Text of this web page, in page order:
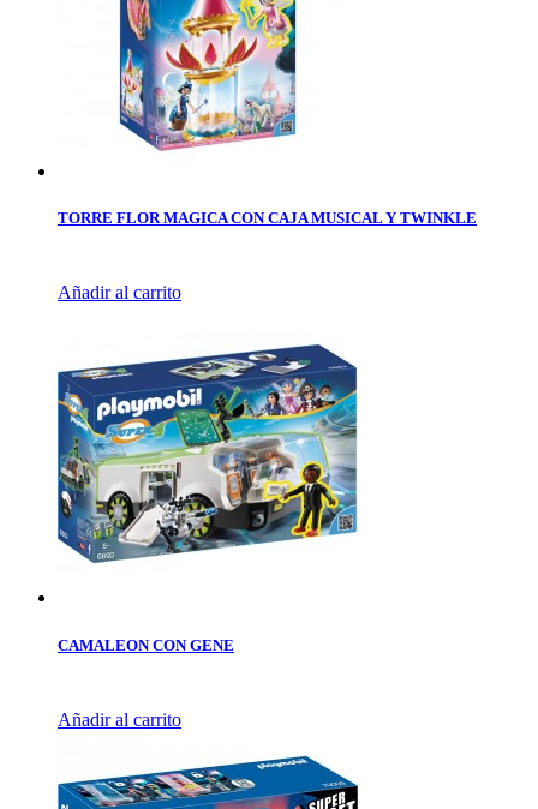
TORRE FLOR MAGICA CON CAJA MUSICAL Y TWINKLE
Añadir al carrito
CAMALEON CON GENE
Añadir al carrito